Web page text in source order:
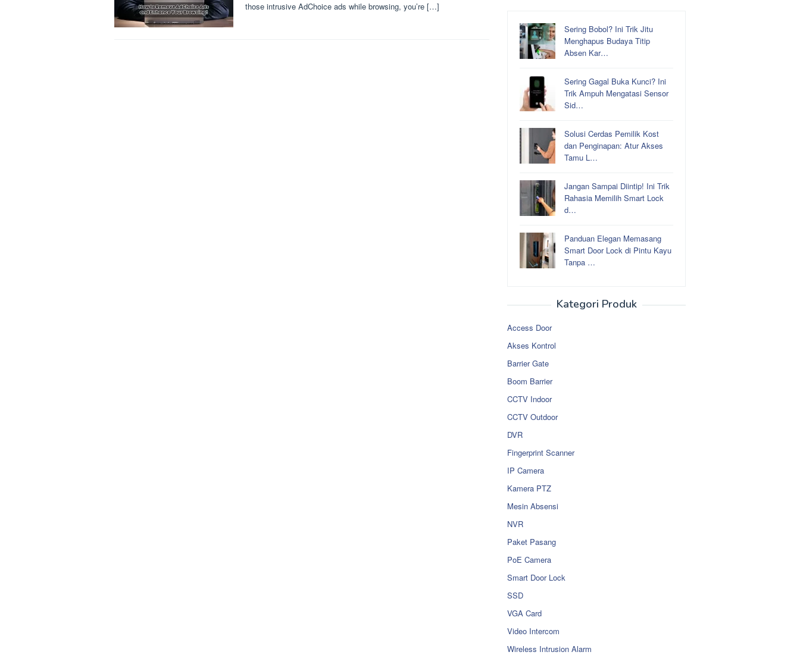
those intrusive AdChoice ads while browsing, you’re […]
Sering Bobol? Ini Trik Jitu
Menghapus Budaya Titip
Absen Kar…
Sering Gagal Buka Kunci? Ini
Trik Ampuh Mengatasi Sensor
Sid…
Solusi Cerdas Pemilik Kost
dan Penginapan: Atur Akses
Tamu L…
Jangan Sampai Diintip! Ini Trik
Rahasia Memilih Smart Lock
d…
Panduan Elegan Memasang
Smart Door Lock di Pintu Kayu
Tanpa …
Kategori Produk
Access Door
Akses Kontrol
Barrier Gate
Boom Barrier
CCTV Indoor
CCTV Outdoor
DVR
Fingerprint Scanner
IP Camera
Kamera PTZ
Mesin Absensi
NVR
Paket Pasang
PoE Camera
Smart Door Lock
SSD
VGA Card
Video Intercom
Wireless Intrusion Alarm